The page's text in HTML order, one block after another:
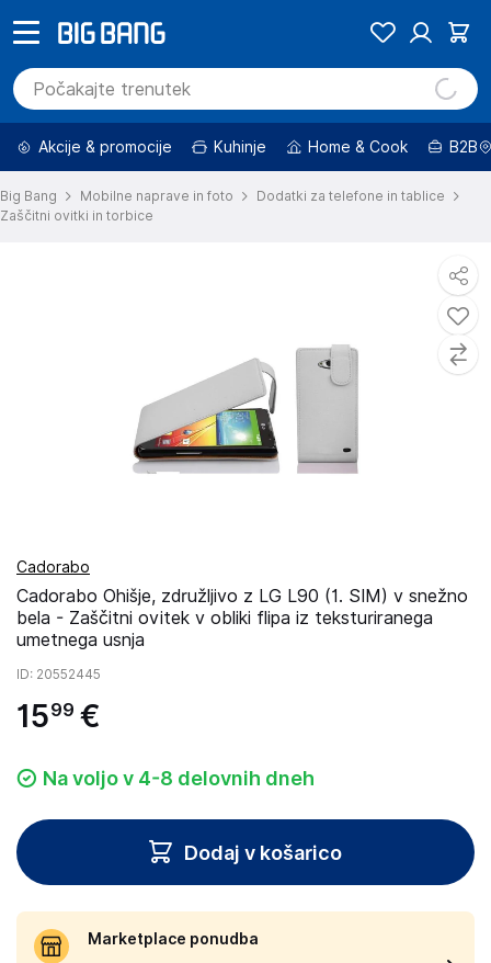
Akcije & promocije Kuhinje Home & Cook B2B
Big Bang Mobilne naprave in foto
Dodatki za telefone in tablice
Zaščitni ovitki in torbice
Cadorabo
Cadorabo Ohišje, združljivo z LG L90 (1. SIM) v snežno
bela - Zaščitni ovitek v obliki flipa iz teksturiranega
umetnega usnja
ID: 20552445
1599 €
Na voljo v 4-8 delovnih dneh
Dodaj v košarico
Marketplace ponudba